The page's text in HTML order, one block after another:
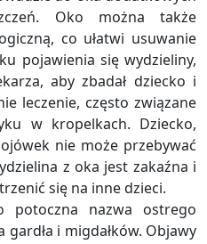
Oko można także
co ułatwi usuwanie
pojawienia się wydzieliny,
aby zbadał dziecko i
leczenie, często związane
w kropelkach. Dziecko,
nie może przebywać
z oka jest zakaźna i
się na inne dzieci.
potoczna nazwa ostrego
i migdałków. Objawy